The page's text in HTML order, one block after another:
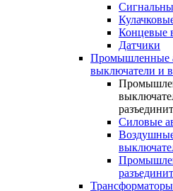
Концевые
Датчики
Промышленные
выключатели и
Силовые